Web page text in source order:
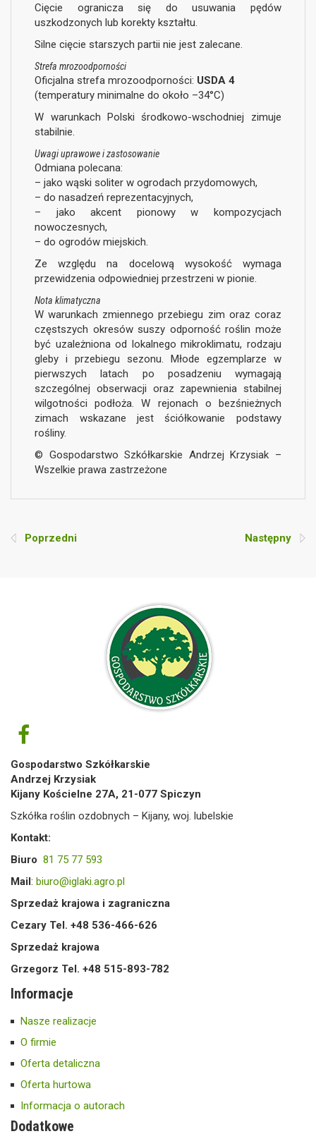
Cięcie ogranicza się do usuwania pędów
uszkodzonych lub korekty kształtu.
Silne cięcie starszych partii nie jest zalecane.
Strefa mrozoodporności
Oficjalna strefa mrozoodporności: USDA 4
(temperatury minimalne do około –34°C)
W warunkach Polski środkowo-wschodniej zimuje
stabilnie.
Uwagi uprawowe i zastosowanie
Odmiana polecana:
– jako wąski soliter w ogrodach przydomowych,
– do nasadzeń reprezentacyjnych,
– jako akcent pionowy w kompozycjach
nowoczesnych,
– do ogrodów miejskich.
Ze względu na docelową wysokość wymaga
przewidzenia odpowiedniej przestrzeni w pionie.
Nota klimatyczna
W warunkach zmiennego przebiegu zim oraz coraz
częstszych okresów suszy odporność roślin może
być uzależniona od lokalnego mikroklimatu, rodzaju
gleby i przebiegu sezonu. Młode egzemplarze w
pierwszych latach po posadzeniu wymagają
szczególnej obserwacji oraz zapewnienia stabilnej
wilgotności podłoża. W rejonach o bezśnieżnych
zimach wskazane jest ściółkowanie podstawy
rośliny.
© Gospodarstwo Szkółkarskie Andrzej Krzysiak –
Wszelkie prawa zastrzeżone
Poprzedni Następny
Gospodarstwo Szkółkarskie
Andrzej Krzysiak
Kijany Kościelne 27A, 21-077 Spiczyn
Szkółka roślin ozdobnych – Kijany, woj. lubelskie
Kontakt:
Biuro 81 75 77 593
Mail : biuro@iglaki.agro.pl
Sprzedaż krajowa i zagraniczna
Cezary Tel. +48 536-466-626
Sprzedaż krajowa
Grzegorz Tel. +48 515-893-782
Informacje
Nasze realizacje
O firmie
Oferta detaliczna
Oferta hurtowa
Informacja o autorach
Dodatkowe